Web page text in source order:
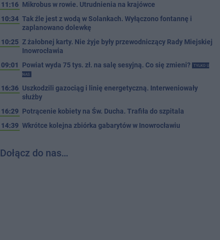
11:16 Mikrobus w rowie. Utrudnienia na krajówce
10:34 Tak źle jest z wodą w Solankach. Wyłączono fontannę i
zaplanowano dolewkę
10:25 Z żałobnej karty. Nie żyje były przewodniczący Rady Miejskiej
Inowrocławia
09:01
Powiat wyda 75 tys. zł. na salę sesyjną. Co się zmieni?
TYLKO U
NAS
16:36 Uszkodzili gazociąg i linię energetyczną. Interweniowały
służby
16:29 Potrącenie kobiety na Św. Ducha. Trafiła do szpitala
14:39 Wkrótce kolejna zbiórka gabarytów w Inowrocławiu
Dołącz do nas…